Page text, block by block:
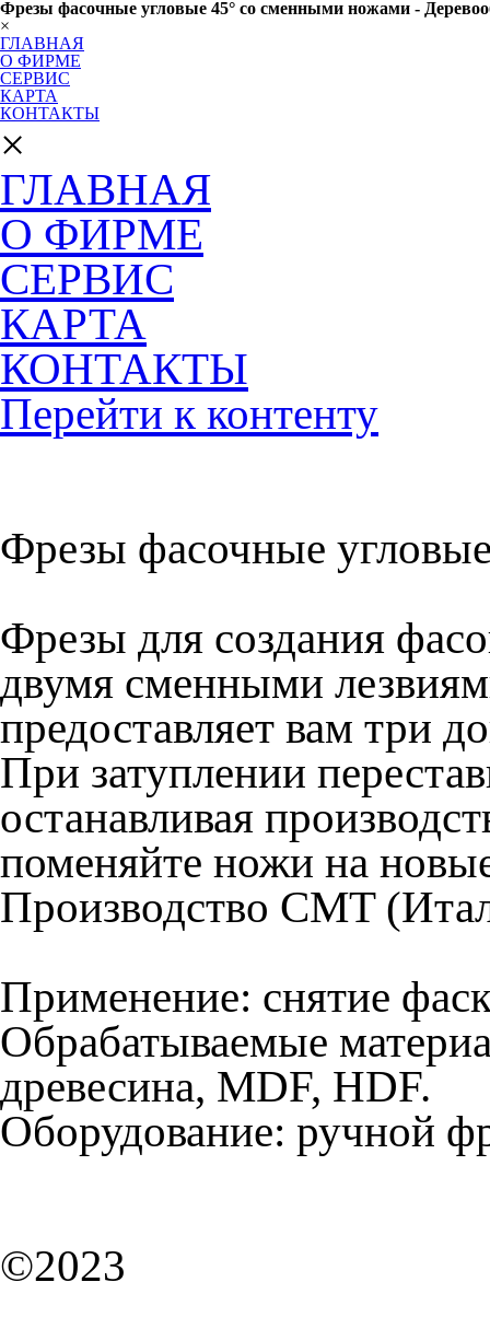
Фрезы фасочные угловые 45° со сменными ножами -
×
ГЛАВНАЯ
О ФИРМЕ
СЕРВИС
КАРТА
КОНТАКТЫ
×
ГЛАВНАЯ
О ФИРМЕ
СЕРВИС
КАРТА
КОНТАКТЫ
Перейти к контенту
Фрезы фасочные
Фрезы для создания
двумя сменными
предоставляет вам три
При затуплении
останавливая
поменяйте ножи на
Производство CMT
Применение: снятие
Обрабатываемые
древесина, MDF, HDF.
Оборудование: ручной
©2023